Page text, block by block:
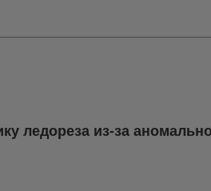
ледореза из-за